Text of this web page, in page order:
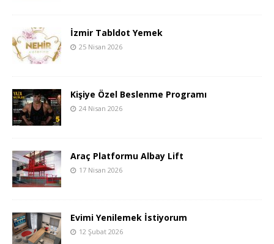
İzmir Tabldot Yemek
25 Nisan 2026
Kişiye Özel Beslenme Programı
24 Nisan 2026
Araç Platformu Albay Lift
17 Nisan 2026
Evimi Yenilemek İstiyorum
12 Şubat 2026